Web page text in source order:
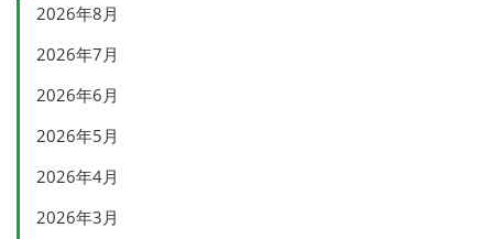
2026年8月
2026年7月
2026年6月
2026年5月
2026年4月
2026年3月